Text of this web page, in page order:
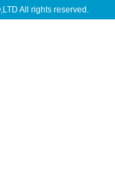
All rights reserved.